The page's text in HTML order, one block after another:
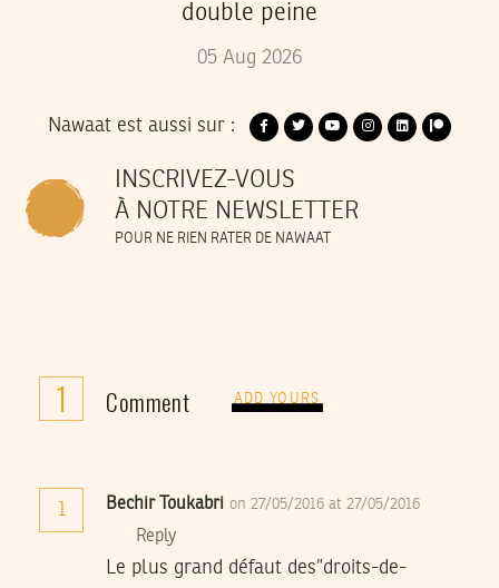
double peine
05 Aug 2026
Nawaat est aussi sur :
INSCRIVEZ-VOUS
À NOTRE NEWSLETTER
POUR NE RIEN RATER DE NAWAAT
1 Comment ADD YOURS
1 Bechir Toukabri on 27/05/2016 at 27/05/2016
Reply
Le plus grand défaut des”droits-de-